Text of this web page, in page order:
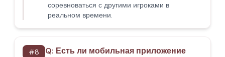
соревноваться с другими игроками в
реальном времени.
#8 Q: Есть ли мобильная приложение